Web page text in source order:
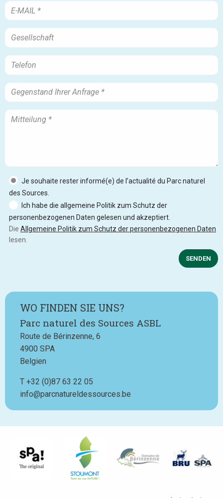
Je souhaite rester informé(e) de l’actualité du Parc naturel
des Sources.
Ich habe die allgemeine Politik zum Schutz der
personenbezogenen Daten gelesen und akzeptiert.
Die Allgemeine Politik zum Schutz der personenbezogenen Daten
lesen.
SENDEN
WO FINDEN SIE UNS?
Parc naturel des Sources ASBL
Route de Bérinzenne, 6
4900 SPA
Belgien
T Téléphone
+32 (0)87 63 22 05
info@parcnatureldessources.be